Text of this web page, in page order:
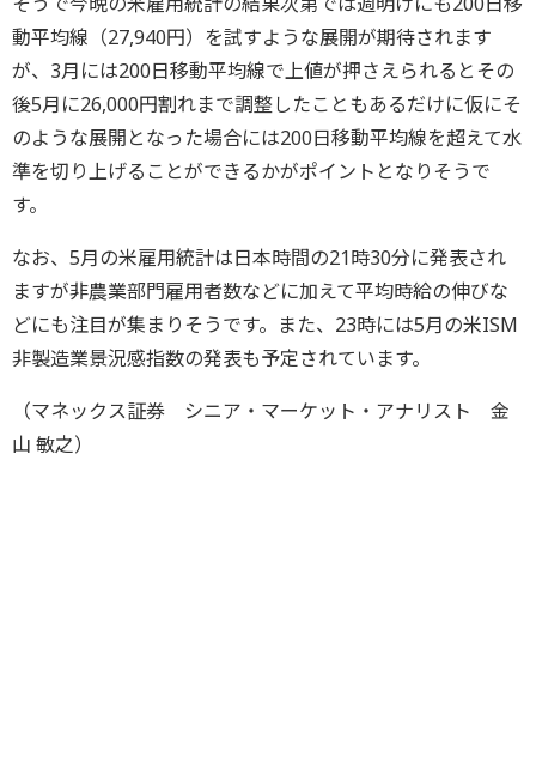
動平均線（27,940円）を試すような展開が期待されます
が、3月には200日移動平均線で上値が押さえられるとその
後5月に26,000円割れまで調整したこともあるだけに仮にそ
のような展開となった場合には200日移動平均線を超えて水
準を切り上げることができるかがポイントとなりそうで
す。
なお、5月の米雇用統計は日本時間の21時30分に発表され
ますが非農業部門雇用者数などに加えて平均時給の伸びな
どにも注目が集まりそうです。また、23時には5月の米ISM
非製造業景況感指数の発表も予定されています。
（マネックス証券 シニア・マーケット・アナリスト 金
山 敏之）